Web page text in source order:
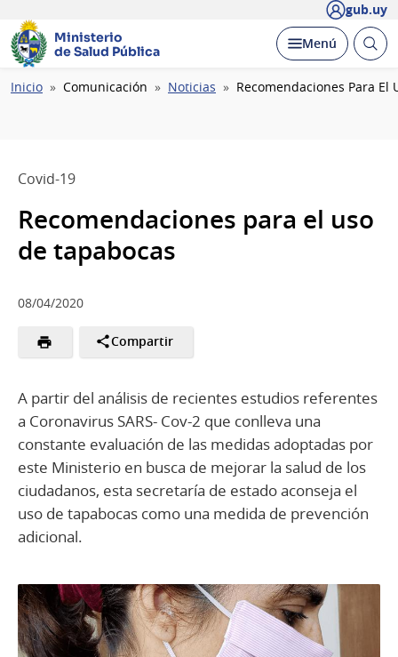
gub.uy
Ministerio
de Salud Pública
Desplegar
Menú Abrir
Ruta
Inicio Comunicación Noticias Recomendaciones Para El
Covid-19
Recomendaciones para el uso
de tapabocas
08/04/2020
Compartir
A partir del análisis de recientes estudios referentes
a Coronavirus SARS- Cov-2 que conlleva una
constante evaluación de las medidas adoptadas por
este Ministerio en busca de mejorar la salud de los
ciudadanos, esta secretaría de estado aconseja el
uso de tapabocas como una medida de prevención
adicional.